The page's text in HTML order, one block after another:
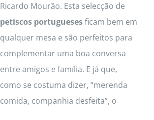
Ricardo Mourão. Esta selecção de
petiscos portuguesesficam bem em
qualquer mesa e são perfeitos para
complementar uma boa conversa
entre amigos e família. E já que,
como se costuma dizer, “merenda
comida, companhia desfeita”, o